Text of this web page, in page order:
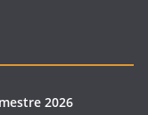
2026